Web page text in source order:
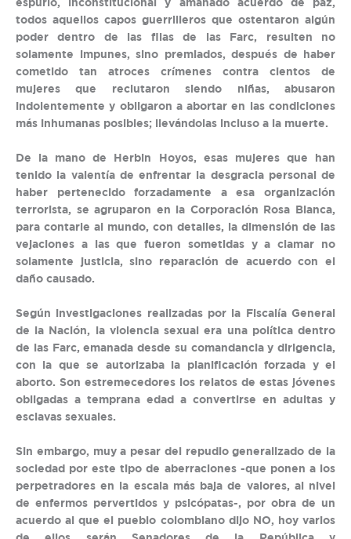
espurio, inconstitucional y amañado acuerdo de paz,
todos aquellos capos guerrilleros que ostentaron algún
poder dentro de las filas de las Farc, resulten no
solamente impunes, sino premiados, después de haber
cometido tan atroces crímenes contra cientos de
mujeres que reclutaron siendo niñas, abusaron
indolentemente y obligaron a abortar en las condiciones
más inhumanas posibles; llevándolas incluso a la muerte.
De la mano de Herbin Hoyos, esas mujeres que han
tenido la valentía de enfrentar la desgracia personal de
haber pertenecido forzadamente a esa organización
terrorista, se agruparon en la Corporación Rosa Blanca,
para contarle al mundo, con detalles, la dimensión de las
vejaciones a las que fueron sometidas y a clamar no
solamente justicia, sino reparación de acuerdo con el
daño causado.
Según investigaciones realizadas por la Fiscalía General
de la Nación, la violencia sexual era una política dentro
de las Farc, emanada desde su comandancia y dirigencia,
con la que se autorizaba la planificación forzada y el
aborto. Son estremecedores los relatos de estas jóvenes
obligadas a temprana edad a convertirse en adultas y
esclavas sexuales.
Sin embargo, muy a pesar del repudio generalizado de la
sociedad por este tipo de aberraciones -que ponen a los
perpetradores en la escala más baja de valores, al nivel
de enfermos pervertidos y psicópatas-, por obra de un
acuerdo al que el pueblo colombiano dijo NO, hoy varios